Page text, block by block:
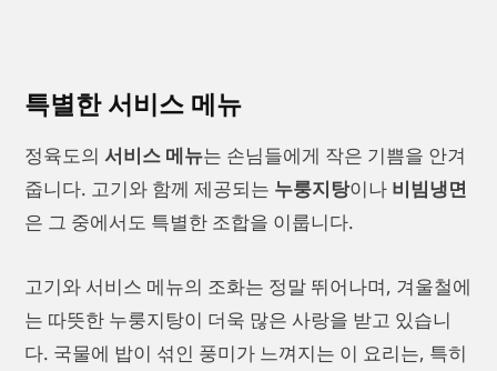
특별한 서비스 메뉴
정육도의 서비스 메뉴는 손님들에게 작은 기쁨을 안겨
줍니다. 고기와 함께 제공되는 누룽지탕이나 비빔냉면
은 그 중에서도 특별한 조합을 이룹니다.
고기와 서비스 메뉴의 조화는 정말 뛰어나며, 겨울철에
는 따뜻한 누룽지탕이 더욱 많은 사랑을 받고 있습니
다. 국물에 밥이 섞인 풍미가 느껴지는 이 요리는, 특히